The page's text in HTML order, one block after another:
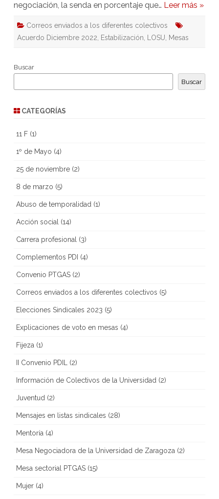
negociación, la senda en porcentaje que… Leer más »
Correos enviados a los diferentes colectivos
Acuerdo Diciembre 2022, Estabilización, LOSU, Mesas
Buscar
Buscar
CATEGORÍAS
11 F (1)
1º de Mayo (4)
25 de noviembre (2)
8 de marzo (5)
Abuso de temporalidad (1)
Acción social (14)
Carrera profesional (3)
Complementos PDI (4)
Convenio PTGAS (2)
Correos enviados a los diferentes colectivos (5)
Elecciones Sindicales 2023 (5)
Explicaciones de voto en mesas (4)
Fijeza (1)
II Convenio PDIL (2)
Información de Colectivos de la Universidad (2)
Juventud (2)
Mensajes en listas sindicales (28)
Mentoría (4)
Mesa Negociadora de la Universidad de Zaragoza (2)
Mesa sectorial PTGAS (15)
Mujer (4)